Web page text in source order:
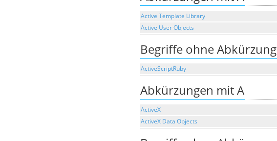
Active Template Library
Active User Objects
Begriffe ohne Abkürzung
ActiveScriptRuby
Abkürzungen mit A
ActiveX
ActiveX Data Objects